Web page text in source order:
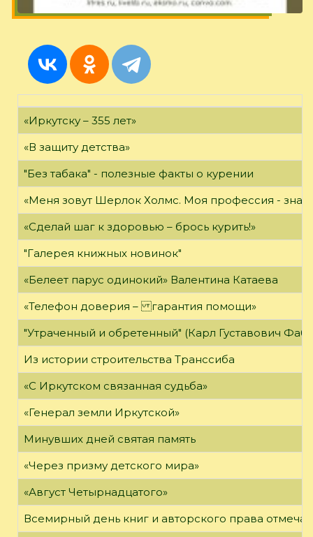
«Иркутску – 355 лет»
«В защиту детства»
"Без табака" - полезные факты о курении
«Меня зовут Шерлок Холмс. Моя профессия - знать
«Сделай шаг к здоровью – брось курить!»
"Галерея книжных новинок"
«Белеет парус одинокий» Валентина Катаева
«Телефон доверия – гарантия помощи»
"Утраченный и обретенный" (Карл Густавович
Из истории строительства Транссиба
«С Иркутском связанная судьба»
«Генерал земли Иркутской»
Минувших дней святая память
«Через призму детского мира»
«Август Четырнадцатого»
Всемирный день книг и авторского права